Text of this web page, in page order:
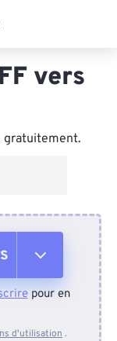
vers
gratuitement.
pour en
d'utilisation .